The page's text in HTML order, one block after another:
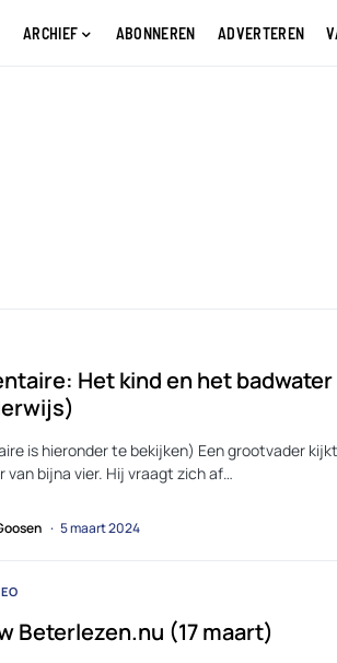
ARCHIEF ABONNEREN ADVERTEREN
Het kind en het
is hieronder te bekijken) Een grootvader
van bijna vier. Hij vraagt zich af…
5 maart 2024
Beterlezen.nu (17 maart)